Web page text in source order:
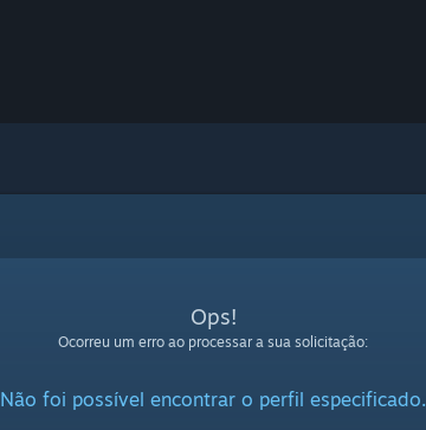
Ops!
Ocorreu um erro ao processar a sua solicitação:
Não foi possível encontrar o perfil especificado.